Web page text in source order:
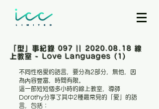
「型」事紀錄 097 || 2020.08.18 線
上教室 - Love Languages (1)
不同性格愛的語言，要分為2部分，無他，因
為內容豐富，時間有限。
這一節短短個多小時的線上教室，導師
Dorothy分享了其中2種最常見的「愛」的語
言，包括：